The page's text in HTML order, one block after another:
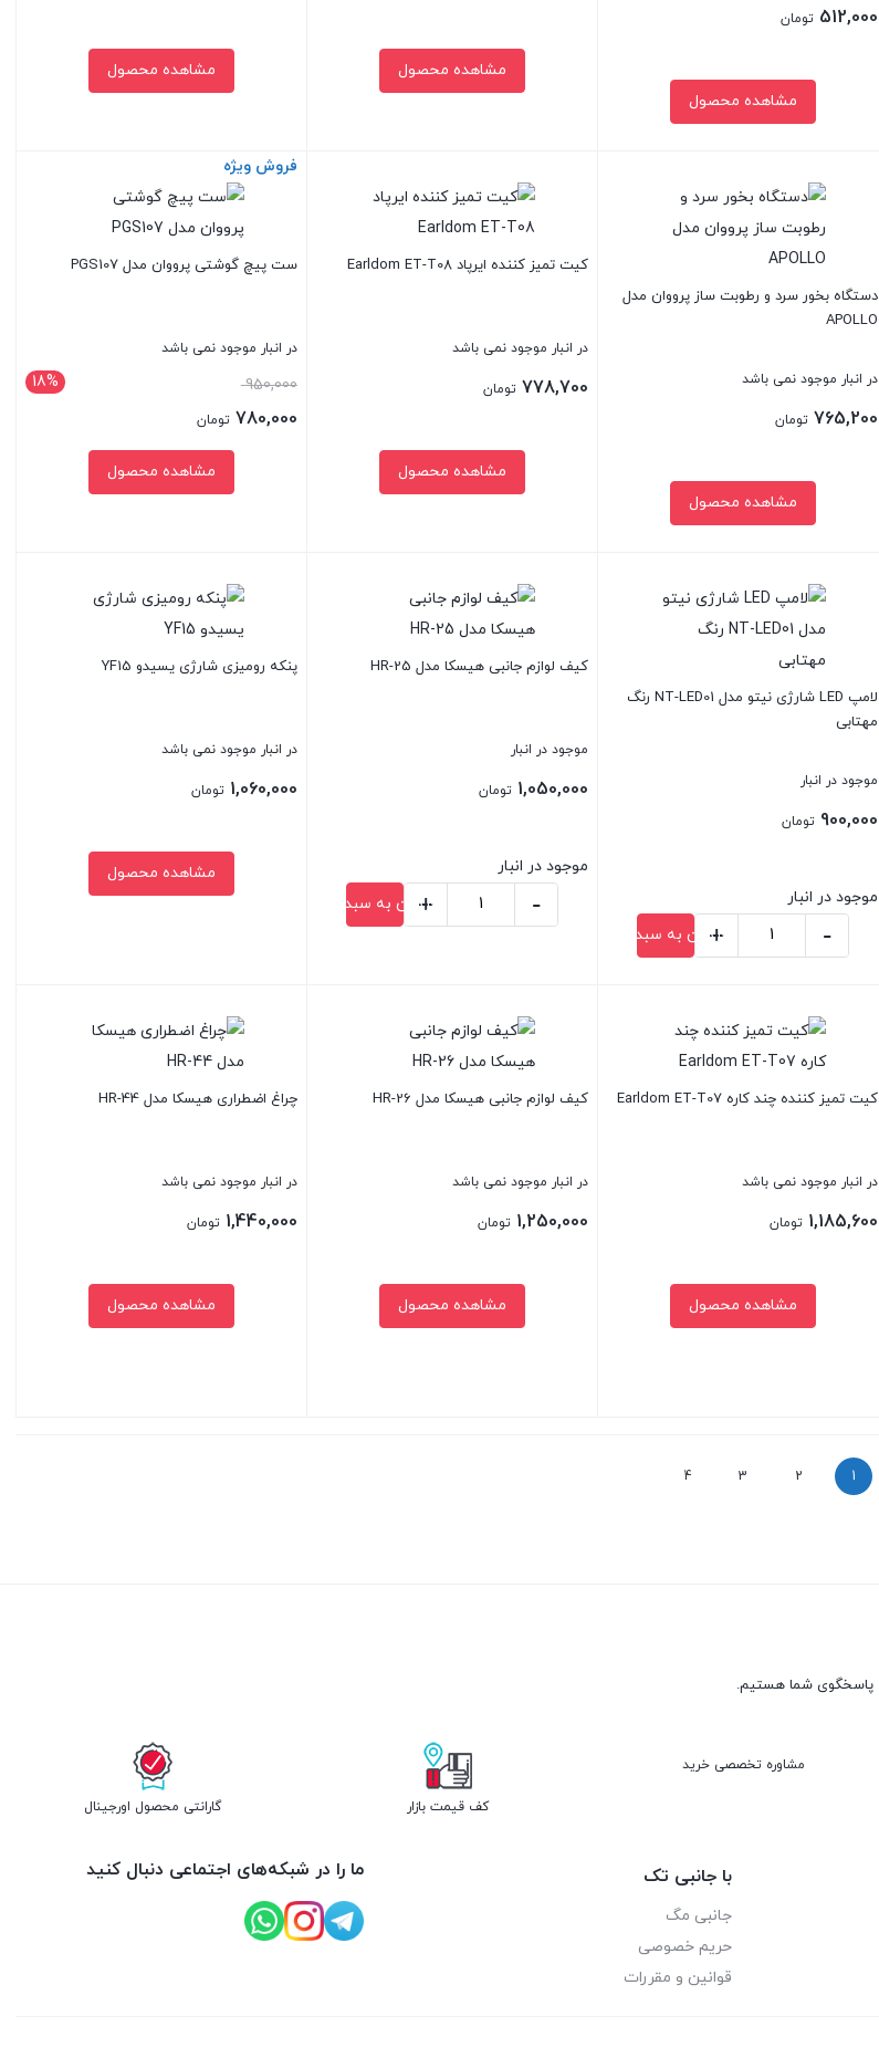
512,000 تومان
مشاهده محصول
مشاهده محصول مشاهده محصول
بستن
دستگاه بخور سرد و رطوبت ساز پرووان مدل
APOLLO
در انبار موجود نمی باشد
765,200 تومان
مشاهده محصول
کیت تمیز کننده ایرپاد Earldom ET-T08
در انبار موجود نمی باشد
778,700 تومان
مشاهده محصول
فروش ویژه
ست پیچ گوشتی پرووان مدل PGS107
در انبار موجود نمی باشد
18% 950,000قیمت
اصلی:
950,000 تومان
780,000 تومان
مشاهده محصول
لامپ LED شارژی نیتو مدل NT-LED01 رنگ
مهتابی
موجود در انبار
900,000 تومان
موجود در انبار
مدل
NT-
عدد
-
+
افزودن به سبد خرید
کیف لوازم جانبی هیسکا مدل HR-25
موجود در انبار
1,050,000 تومان
موجود در انبار
HR-
25
-
+
افزودن به سبد خرید
پنکه رومیزی شارژی یسیدو YF15
در انبار موجود نمی باشد
1,060,000 تومان
مشاهده محصول
کیت تمیز کننده چند کاره Earldom ET-T07
در انبار موجود نمی باشد
1,185,600 تومان
مشاهده محصول
کیف لوازم جانبی هیسکا مدل HR-26
در انبار موجود نمی باشد
1,250,000 تومان
مشاهده محصول
چراغ اضطراری هیسکا مدل HR-44
در انبار موجود نمی باشد
1,440,000 تومان
مشاهده محصول
1
2
3
4
مشاوره تخصصی خرید
کف قیمت بازار گارانتی محصول اورجینال
با جانبی تک
جانبی مگ
حریم خصوصی
قوانین و مقررات
ما را در شبکه‌های اجتماعی دنبال کنید